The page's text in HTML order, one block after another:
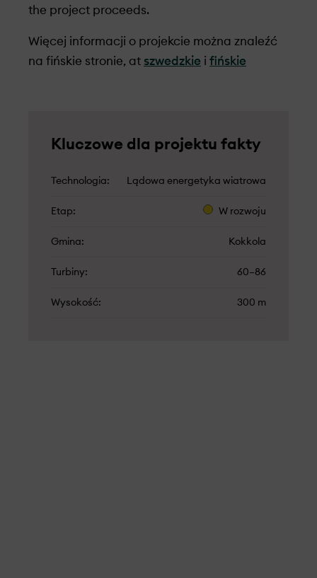
the project proceeds.
Więcej informacji o projekcie można znaleźć
na fińskie stronie, at szwedzkie i fińskie
Kluczowe dla projektu fakty
Technologia Lądowa energetyka wiatrowa
Etap W rozwoju
Gmina Kokkola
Turbiny 60–86
Wysokość 300 m